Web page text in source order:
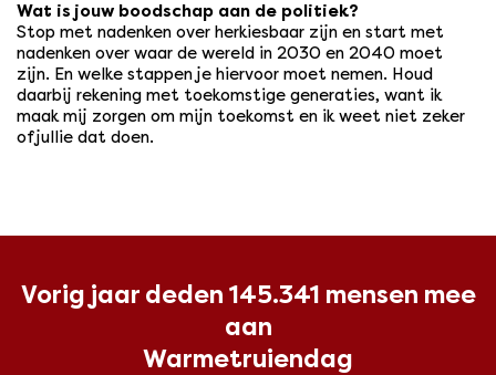
Wat is jouw boodschap aan de politiek?
Stop met nadenken over herkiesbaar zijn en start met
nadenken over waar de wereld in 2030 en 2040 moet
zijn. En welke stappen je hiervoor moet nemen. Houd
daarbij rekening met toekomstige generaties, want ik
maak mij zorgen om mijn toekomst en ik weet niet zeker
of jullie dat doen.
Vorig jaar deden 145.341 mensen mee
aan
Warmetruiendag